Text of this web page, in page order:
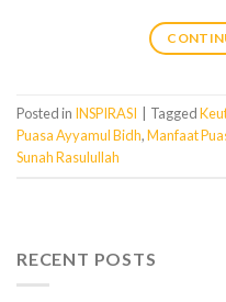
Posted in INSPIRASI Tagged
Puasa Ayyamul Bidh,Manfaat
Sunah Rasulullah
RECENT POSTS